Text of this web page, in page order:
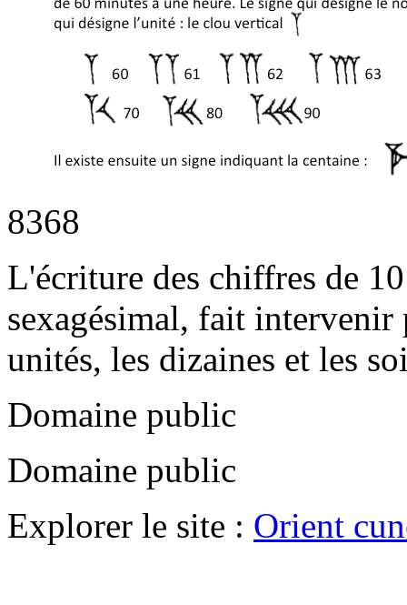
8368
L'écriture des chiffres de
sexagésimal, fait intervenir
unités, les dizaines et les
Domaine public
Domaine public
Explorer le site : Orient